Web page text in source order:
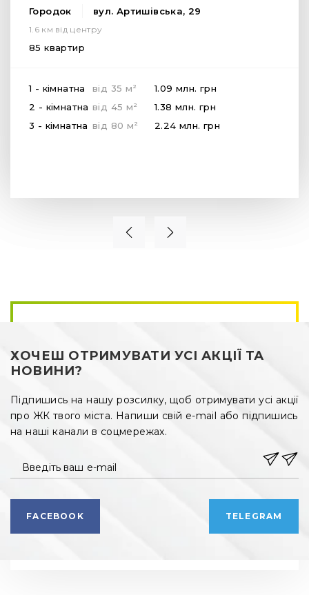
Городок вул. Артишівська, 29
1.6 км від центру
85 квартир
1 - кімнатна від 35 м 2 1.09 млн. грн
2 - кімнатна від 45 м 2 1.38 млн. грн
3 - кімнатна від 80 м 2 2.24 млн. грн
ХОЧЕШ ОТРИМУВАТИ УСІ АКЦІЇ ТА
НОВИНИ?
Підпишись на нашу розсилку, щоб отримувати усі акції
про ЖК твого міста. Напиши свій e-mail або підпишись
на наші канали в соцмережах.
Введіть ваш e-mail
FACEBOOK TELEGRAM